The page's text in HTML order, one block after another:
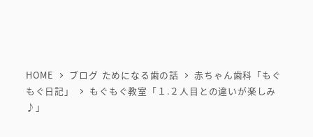
HOME ブログ ためになる歯の話
赤ちゃん歯科「もぐ
もぐ日記」
もぐもぐ教室「１.２人目との違いが楽しみ
♪」